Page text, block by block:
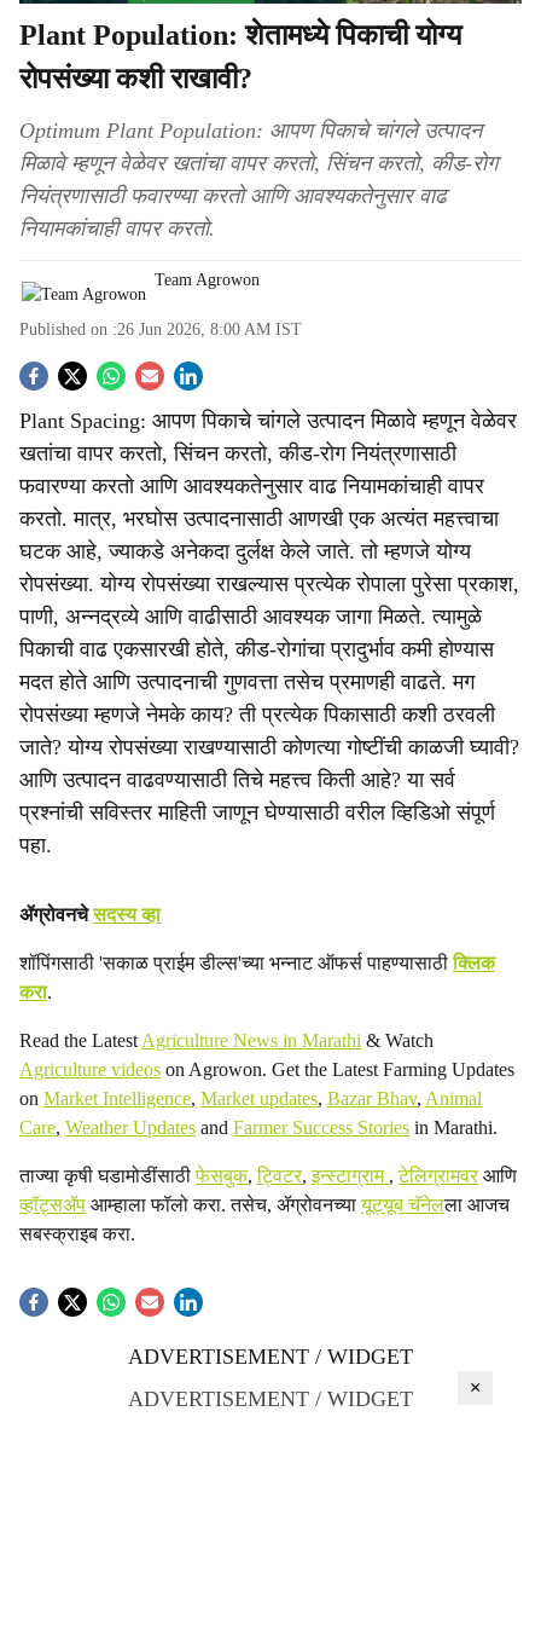
Plant Population: शेतामध्ये पिकाची योग्य
रोपसंख्या कशी राखावी?
Optimum Plant Population: आपण पिकाचे चांगले उत्पादन
मिळावे म्हणून वेळेवर खतांचा वापर करतो, सिंचन करतो, कीड-रोग
नियंत्रणासाठी फवारण्या करतो आणि आवश्यकतेनुसार वाढ
नियामकांचाही वापर करतो.
Team Agrowon
Published on :26 Jun 2026, 8:00 AM IST
S
o
c
i
a
l
s
h
a
r
Plant Spacing: आपण पिकाचे चांगले उत्पादन मिळावे म्हणून वेळेवर
खतांचा वापर करतो, सिंचन करतो, कीड-रोग नियंत्रणासाठी
फवारण्या करतो आणि आवश्यकतेनुसार वाढ नियामकांचाही वापर
करतो. मात्र, भरघोस उत्पादनासाठी आणखी एक अत्यंत महत्त्वाचा
घटक आहे, ज्याकडे अनेकदा दुर्लक्ष केले जाते. तो म्हणजे योग्य
रोपसंख्या. योग्य रोपसंख्या राखल्यास प्रत्येक रोपाला पुरेसा प्रकाश,
पाणी, अन्नद्रव्ये आणि वाढीसाठी आवश्यक जागा मिळते. त्यामुळे
पिकाची वाढ एकसारखी होते, कीड-रोगांचा प्रादुर्भाव कमी होण्यास
मदत होते आणि उत्पादनाची गुणवत्ता तसेच प्रमाणही वाढते. मग
रोपसंख्या म्हणजे नेमके काय? ती प्रत्येक पिकासाठी कशी ठरवली
जाते? योग्य रोपसंख्या राखण्यासाठी कोणत्या गोष्टींची काळजी घ्यावी?
आणि उत्पादन वाढवण्यासाठी तिचे महत्त्व किती आहे? या सर्व
प्रश्नांची सविस्तर माहिती जाणून घेण्यासाठी वरील व्हिडिओ संपूर्ण
पहा.
ॲग्रोवनचेसदस्य व्हा
शॉपिंगसाठी 'सकाळ प्राईम डील्स'च्या भन्नाट ऑफर्स पाहण्यासाठीक्लिक
करा.
Read the Latest Agriculture News in Marathi & Watch
Agriculture videos on Agrowon. Get the Latest Farming Updates
on Market Intelligence, Market updates, Bazar Bhav, Animal
Care, Weather Updates and Farmer Success Stories in Marathi.
ताज्या कृषी घडामोडींसाठीफेसबुक,ट्विटर,इन्स्टाग्राम ,टेलिग्रामवरआणि
व्हॉट्सॲप आम्हाला फॉलो करा. तसेच, ॲग्रोवनच्यायूट्यूब चॅनेलला आजच
सबस्क्राइब करा.
ADVERTISEMENT / WIDGET
ADVERTISEMENT / WIDGET
×